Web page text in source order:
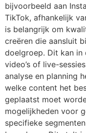
bijvoorbeeld aan
TikTok, afhankelijk
is belangrijk om
creëren die aansluit
doelgroep. Dit kan in
video’s of live-
analyse en planning
welke content het
geplaatst moet
mogelijkheden voor
specifieke